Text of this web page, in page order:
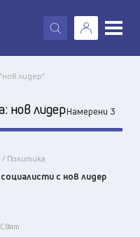
X
лидер"
нов лидерНамерени 3
/ Политика
с нов лидер
Свят